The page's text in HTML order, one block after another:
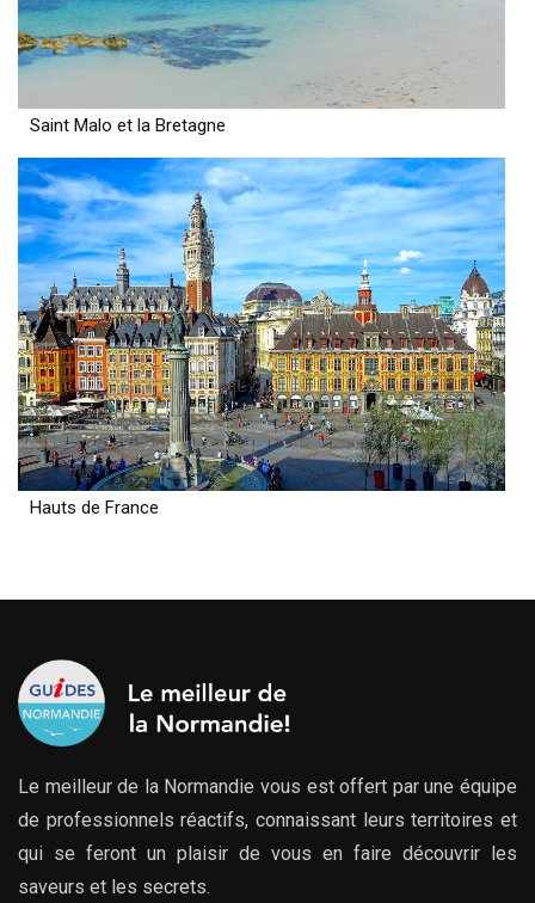
Saint Malo et la Bretagne
Hauts de France
Le meilleur de la Normandie vous est offert par une équipe
de professionnels réactifs, connaissant leurs territoires et
qui se feront un plaisir de vous en faire découvrir les
saveurs et les secrets.